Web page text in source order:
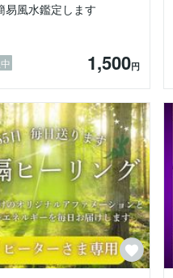
易風水鑑定します
1,500円